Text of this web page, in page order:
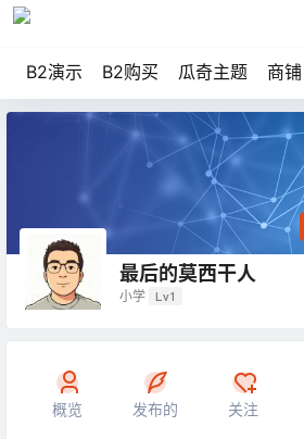
B2演示 B2购买 瓜奇主题 商铺
最后的莫西干人
小学 Lv1
概览 发布的 关注